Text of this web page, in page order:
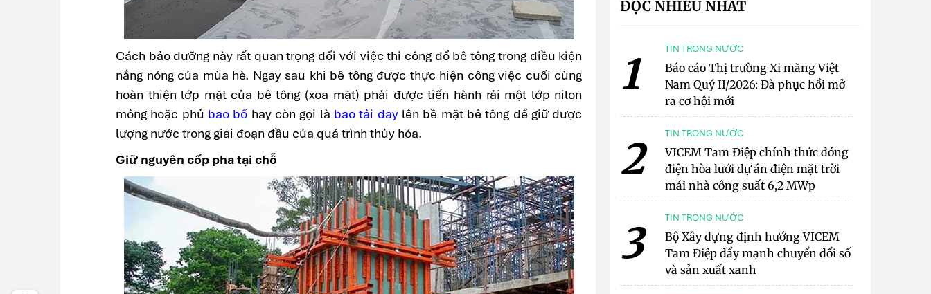
Cách bảo dưỡng này rất quan trọng đối với việc thi công đổ bê tông trong điều kiện
nắng nóng của mùa hè. Ngay sau khi bê tông được thực hiện công việc cuối cùng
hoàn thiện lớp mặt của bê tông (xoa mặt) phải được tiến hành rải một lớp nilon
mỏng hoặc phủ bao bố hay còn gọi là bao tải đaylên bề mặt bê tông để giữ được
lượng nước trong giai đoạn đầu của quá trình thủy hóa.
Giữ nguyên cốp pha tại chỗ
ĐỌC NHIỀU NHẤT
1 TIN TRONG NƯỚC
Báo cáo Thị trường Xi măng Việt
Nam Quý II/2026: Đà phục hồi mở
ra cơ hội mới
2 TIN TRONG NƯỚC
VICEM Tam Điệp chính thức đóng
điện hòa lưới dự án điện mặt trời
mái nhà công suất 6,2 MWp
3 TIN TRONG NƯỚC
Bộ Xây dựng định hướng VICEM
Tam Điệp đẩy mạnh chuyển đổi số
và sản xuất xanh